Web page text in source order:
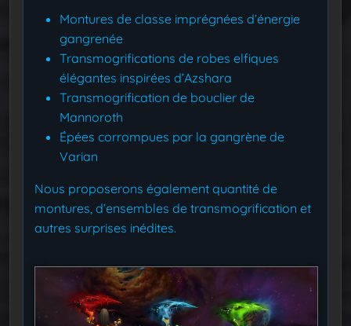
Montures de classe imprégnées d’énergie
gangrenée
Transmogrifications de robes elfiques
élégantes inspirées d’Azshara
Transmogrification de bouclier de
Mannoroth
Épées corrompues par la gangrène de
Varian
Nous proposerons également quantité de
montures, d’ensembles de transmogrification et
autres surprises inédites.